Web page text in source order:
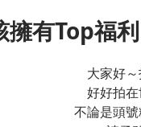
有Top福利
大家好～
好好拍
不論是頭號